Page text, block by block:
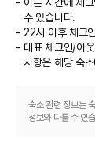
수 있습니다.
22시 이후 체크
대표 체크인/아
사항은 해당 숙소
숙소 관련 정보는
정보와 다를 수 있